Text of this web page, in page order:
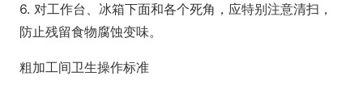
6. 对工作台、冰箱下面和各个死角，应特别注意清扫，
防止残留食物腐蚀变味。
粗加工间卫生操作标准